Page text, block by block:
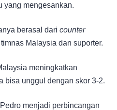
yang mengesankan.
berasal dari counter
Malaysia dan suporter.
meningkatkan
bisa unggul dengan skor 3-2.
menjadi perbincangan